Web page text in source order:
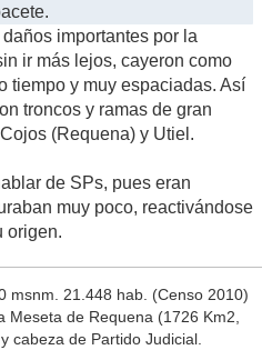
importantes por la
ir más lejos, cayeron como
tiempo y muy espaciadas. Así
troncos y ramas de gran
(Requena) y Utiel.
de SPs, pues eran
muy poco, reactivándose
origen.
msnm. 21.448 hab. (Censo 2010)
de Requena (1726 Km2,
cabeza de Partido Judicial.